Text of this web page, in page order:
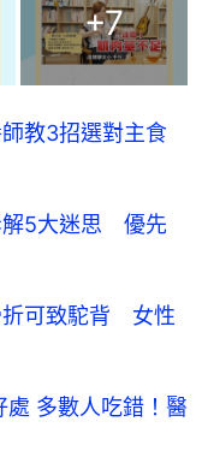
+7
教3招選對主食
解5大迷思 優先
可致駝背 女性
多數人吃錯！醫